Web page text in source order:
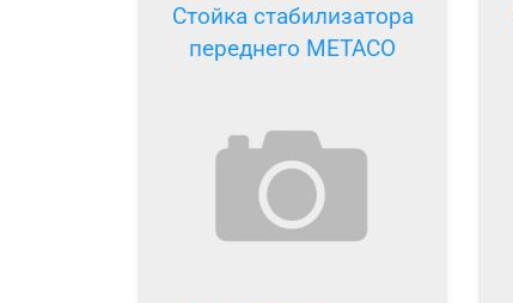
Стойка стабилизатора
переднего METACO